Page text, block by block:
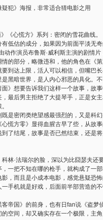
犯》海报，非常适合猜电影之用
《心慌方》系列：密闭的雪花曲线。
有低估的成分，如果因为前面平淡
动作演员布鲁斯·威利斯主演的剧情
的部分，略微违和，他的角色在《
到达上限，活人可以相信，但嘴巴
黑暗世界，是人内心邪恶的具化。
》想要告诉我们这样一个故事，故
最后男主拒绝了大提琴手，正是女
是密闭类绝望感最强烈的，又是科
慌方零》显得血腥古早了些，从故
了结尾，故事是否已然结束，还是
林·法瑞尔的脸，深以为比囧瑟夫
一把不知在哪的枪手，就构成了一
影，而且是小成本电影，感觉悬疑
手机就是好戏，后面前半部营造的
客帝国》的前身，也有日fan说《盗
空间，却又确实存在一个极限，主